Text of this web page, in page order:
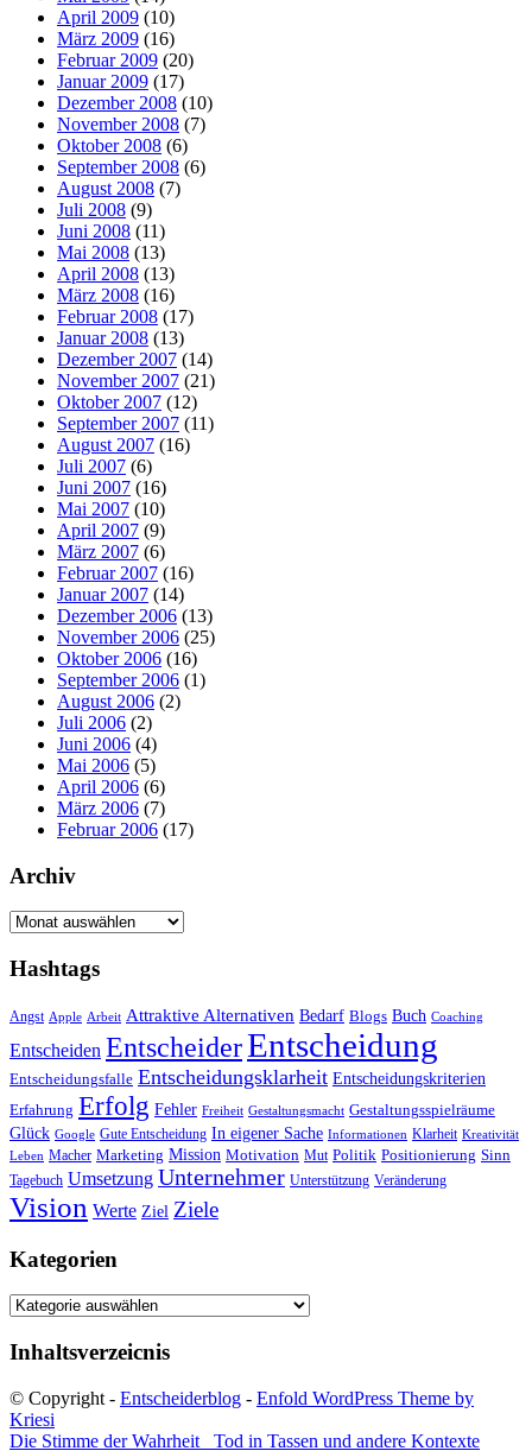
April 2009 (10)
März 2009 (16)
Februar 2009 (20)
Januar 2009 (17)
Dezember 2008 (10)
November 2008 (7)
Oktober 2008 (6)
September 2008 (6)
August 2008 (7)
Juli 2008 (9)
Juni 2008 (11)
Mai 2008 (13)
April 2008 (13)
März 2008 (16)
Februar 2008 (17)
Januar 2008 (13)
Dezember 2007 (14)
November 2007 (21)
Oktober 2007 (12)
September 2007 (11)
August 2007 (16)
Juli 2007 (6)
Juni 2007 (16)
Mai 2007 (10)
April 2007 (9)
März 2007 (6)
Februar 2007 (16)
Januar 2007 (14)
Dezember 2006 (13)
November 2006 (25)
Oktober 2006 (16)
September 2006 (1)
August 2006 (2)
Juli 2006 (2)
Juni 2006 (4)
Mai 2006 (5)
April 2006 (6)
März 2006 (7)
Februar 2006 (17)
Archiv
Archiv
Hashtags
Angst Apple Arbeit Attraktive Alternativen Bedarf Blogs Buch Coaching
Entscheiden EntscheiderEntscheidung
Entscheidungsfalle Entscheidungsklarheit Entscheidungskriterien
Erfahrung Erfolg Fehler Freiheit Gestaltungsmacht Gestaltungsspielräume
Glück Google Gute Entscheidung In eigener Sache Informationen Klarheit Kreativität
Leben Macher Marketing Mission Motivation Mut Politik Positionierung Sinn
Tagebuch Umsetzung Unternehmer Unterstützung Veränderung
Vision Werte Ziel Ziele
Kategorien
Kategorien
Inhaltsverzeicnis
© Copyright - Entscheiderblog - Enfold WordPress Theme by
Kriesi
Die Stimme der Wahrheit
Tod in Tassen und andere Kontexte